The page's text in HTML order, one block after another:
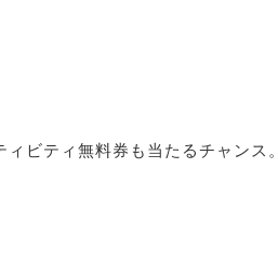
ビティ無料券も当たるチャンス。